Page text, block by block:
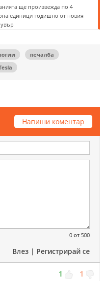
ще произвежда по 4
единици годишно от новия
печалба
Напиши коментар
0 от 500
Влез | Регистрирай се
1 1